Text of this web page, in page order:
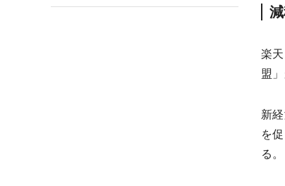
楽
盟
新
を
る。